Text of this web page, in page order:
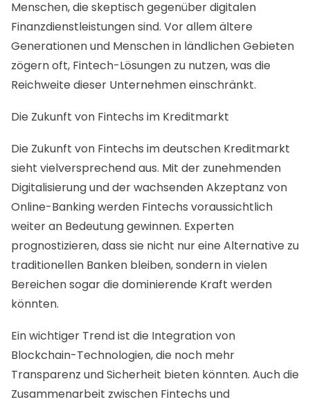
Menschen, die skeptisch gegenüber digitalen
Finanzdienstleistungen sind. Vor allem ältere
Generationen und Menschen in ländlichen Gebieten
zögern oft, Fintech-Lösungen zu nutzen, was die
Reichweite dieser Unternehmen einschränkt.
Die Zukunft von Fintechs im Kreditmarkt
Die Zukunft von Fintechs im deutschen Kreditmarkt
sieht vielversprechend aus. Mit der zunehmenden
Digitalisierung und der wachsenden Akzeptanz von
Online-Banking werden Fintechs voraussichtlich
weiter an Bedeutung gewinnen. Experten
prognostizieren, dass sie nicht nur eine Alternative zu
traditionellen Banken bleiben, sondern in vielen
Bereichen sogar die dominierende Kraft werden
könnten.
Ein wichtiger Trend ist die Integration von
Blockchain-Technologien, die noch mehr
Transparenz und Sicherheit bieten könnten. Auch die
Zusammenarbeit zwischen Fintechs und